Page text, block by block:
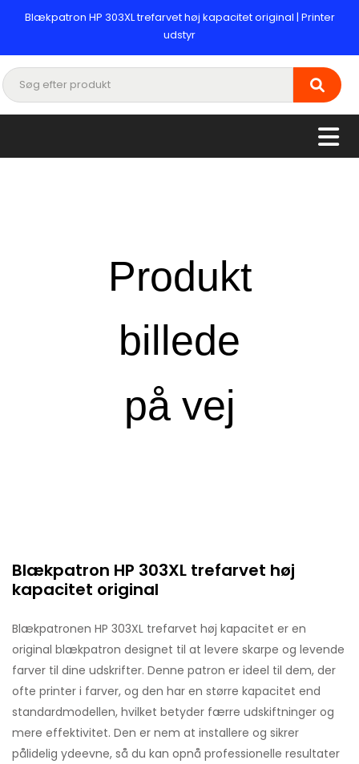
Blækpatron HP 303XL trefarvet høj kapacitet original | Printer
udstyr
Blækpatron HP 303XL trefarvet høj
kapacitet original
Blækpatronen HP 303XL trefarvet høj kapacitet er en
original blækpatron designet til at levere skarpe og levende
farver til dine udskrifter. Denne patron er ideel til dem, der
ofte printer i farver, og den har en større kapacitet end
standardmodellen, hvilket betyder færre udskiftninger og
mere effektivitet. Den er nem at installere og sikrer
pålidelig ydeevne, så du kan opnå professionelle resultater